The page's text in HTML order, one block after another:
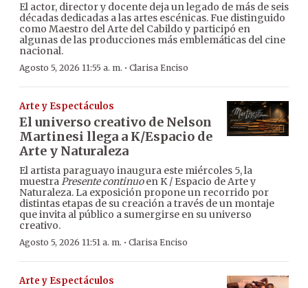
El actor, director y docente deja un legado de más de seis
décadas dedicadas a las artes escénicas. Fue distinguido
como Maestro del Arte del Cabildo y participó en
algunas de las producciones más emblemáticas del cine
nacional.
Agosto 5, 2026 11:55 a. m. · Clarisa Enciso
Arte y Espectáculos
El universo creativo de Nelson
Martinesi llega a K/Espacio de
Arte y Naturaleza
El artista paraguayo inaugura este miércoles 5, la
muestraPresente continuoen K / Espacio de Arte y
Naturaleza. La exposición propone un recorrido por
distintas etapas de su creación a través de un montaje
que invita al público a sumergirse en su universo
creativo.
Agosto 5, 2026 11:51 a. m. · Clarisa Enciso
Arte y Espectáculos